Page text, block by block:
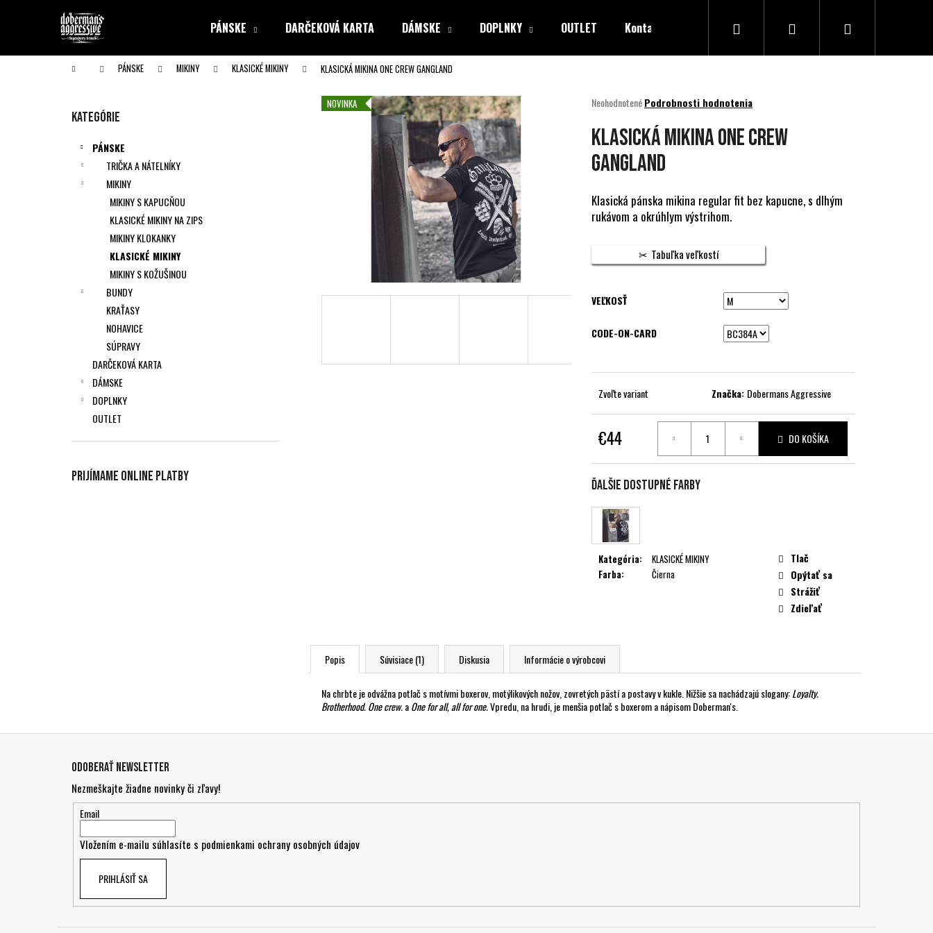
PÁNSKE DARČEKOVÁ KARTA DÁMSKE DOPLNKY OUTLET Kontakty Hľadať PrihlásenieNákupný
Domov PÁNSKE MIKINY KLASICKÉ MIKINY KLASICKÁ MIKINA ONE CREW GANGLAND
Preskočiť
Kategórie
PÁNSKE
TRIČKA A NÁTELNÍKY
MIKINY
MIKINY S KAPUCŇOU
KLASICKÉ MIKINY NA ZIPS
MIKINY KLOKANKY
KLASICKÉ MIKINY
MIKINY S KOŽUŠINOU
BUNDY
KRAŤASY
NOHAVICE
SÚPRAVY
DARČEKOVÁ KARTA
DÁMSKE
DOPLNKY
OUTLET
Prijímame online platby
Priemerné
produktu
je
0,0
z
hviezdičiek.
NeohodnotenéPodrobnosti hodnotenia
KLASICKÁ MIKINA ONE CREW
GANGLAND
Klasická pánska mikina regular fit bez kapucne, s dlhým
rukávom a okrúhlym výstrihom.
Tabuľka veľkostí
VEĽKOSŤ
CODE-ON-CARD
Zvoľte variant Značka: Dobermans Aggressive
€44
cena:
DO KOŠÍKA
Ďalšie dostupné farby
Kategória:
KLASICKÉ MIKINY
Farba: Čierna
Tlač
Opýtať sa
Strážiť
Zdieľať
NOVINKA
Popis Súvisiace (1) Diskusia Informácie o výrobcovi
Na chrbte je odvážna potlač s motívmi boxerov, motýlikových nožov, zovretých pästí a postavy v kukle. Nižšie sa nachádzajú slogany:Loyalty.
Brotherhood. One crew.aOne for all, all for one.Vpredu, na hrudi, je menšia potlač s boxerom a nápisom Doberman's.
í
Späť
do obchodu
Späť
do obchodu
Čo potrebujete nájsť?
HĽADAŤ
Odporúčame
Odoberať newsletter
Nezmeškajte žiadne novinky či zľavy!
Email
Vložením e-mailu súhlasíte s podmienkami ochrany osobných údajov
PRIHLÁSIŤ SA